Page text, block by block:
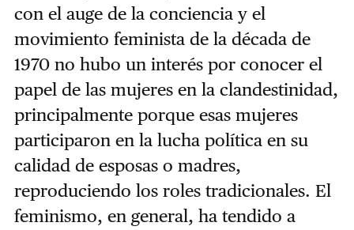
con el auge de la conciencia y el
movimiento feminista de la década de
1970 no hubo un interés por conocer el
papel de las mujeres en la clandestinidad,
principalmente porque esas mujeres
participaron en la lucha política en su
calidad de esposas o madres,
reproduciendo los roles tradicionales. El
feminismo, en general, ha tendido a